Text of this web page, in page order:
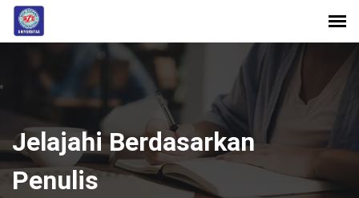
Jelajahi Berdasarkan
Penulis